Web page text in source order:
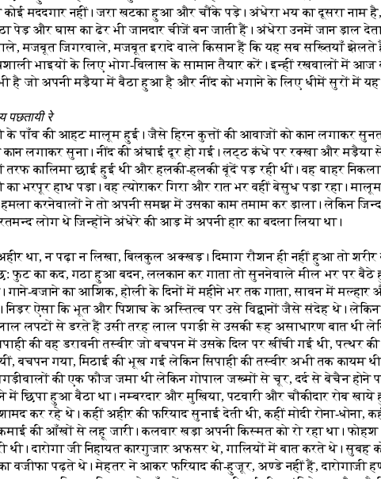
मददगार नहीं। जरा खटका हुआ और चौंके पड़े। अंधेरा भय का दूसरा नाम
पेड़ और घास का ढेर भी जानदार चीजें बन जाती हैं। अंधेरा उनमें जान ड़ाल
मजबूत जिगरवाले, मजबूत इरादे वाले किसान हैं कि यह सब सख्तियाँ झेलते
भाइयों के लिए भोग-विलास के सामान तैयार करें। इन्हीं रखवालों में आज
है जो अपनी मड़ैया में बैठा हुआ है और नींद को भगाने के लिए धीमें सुरों में यह
पछतायी रे
पाँव की आहट मालूम हुई। जैसे हिरन कुत्तों की आवाजों को कान लगाकर
कान लगाकर सुना। नींद की अंघाई दूर हो गई। लट्ठ कंधे पर रक्खा और मड़ैया
तरफ कालिमा छाई हुई थी और हलकी-हलकी बूंदें पड़ रही थीं। वह बाहर निकला
भरपूर हाथ पड़ा। वह त्योराकर गिरा और रात भर वहीं बेसुध पड़ा रहा।
हमला करनेवालों ने तो अपनी समझ में उसका काम तमाम कर ड़ाला। लेकिन
लोग थे जिन्होंने अंधेरे की आड़ में अपनी हार का बदला लिया था।
था, न पढ़ा न लिखा, बिलकुल अक्खड़। दिमाग रौशन ही नहीं हुआ तो शरीर
फुट का कद, गठा हुआ बदन, ललकान कर गाता तो सुननेवाले मील भर पर बैठे
गाने-बजाने का आशिक, होली के दिनों में महीने भर तक गाता, सावन में मल्हार
निड़र ऐसा कि भूत और पिशाच के अस्तित्व पर उसे विद्वानों जैसे संदेह थे।
लपटों से डरते हैं उसी तरह लाल पगड़ी से उसकी रूह असाधारण बात थी
की वह डरावनी तस्वीर जो बचपन में उसके दिल पर खींची गई थी, पत्थर
बचपन गया, मिठाई की भूख गई लेकिन सिपाही की तस्वीर अभी तक कायम
की एक फौज जमा थी लेकिन गोपाल जख्मों से चूर, दर्द से बेचैन होने
में छिपा हुआ बैठा था। नम्बरदार और मुखिया, पटवारी और चौकीदार रोब
कर रहे थे। कहीं अहीर की फरियाद सुनाई देती थी, कहीं मोदी रोना-धोना,
की आँखों से लहू जारी। कलवार खड़ा अपनी किस्मत को रो रहा था।
थी। दारोगा जी निहायत कारगुजार अफसर थे, गालियों में बात करते थे। सुबह
वजीफा पढ़ते थे। मेहतर ने आकर फरियाद की-हुजूर, अण्डे नहीं हैं, दारोगाजी